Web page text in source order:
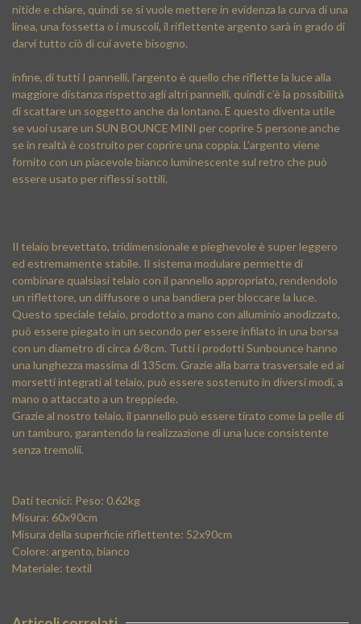
nitide e chiare, quindi se si vuole mettere in evidenza la curva di una
linea, una fossetta o i muscoli, il riflettente argento sarà in grado di
darvi tutto ciò di cui avete bisogno.
infine, di tutti I pannelli, l’argento è quello che riflette la luce alla
maggiore distanza rispetto agli altri pannelli, quindi c’è la possibilità
di scattare un soggetto anche da lontano. E questo diventa utile
se vuoi usare un SUN BOUNCE MINI per coprire 5 persone anche
se in realtà è costruito per coprire una coppia. L’argento viene
fornito con un piacevole bianco luminescente sul retro che può
essere usato per riflessi sottili.
Il telaio brevettato, tridimensionale e pieghevole è super leggero
ed estremamente stabile. Il sistema modulare permette di
combinare qualsiasi telaio con il pannello appropriato, rendendolo
un riflettore, un diffusore o una bandiera per bloccare la luce.
Questo speciale telaio, prodotto a mano con alluminio anodizzato,
può essere piegato in un secondo per essere infilato in una borsa
con un diametro di circa 6/8cm. Tutti i prodotti Sunbounce hanno
una lunghezza massima di 135cm. Grazie alla barra trasversale ed ai
morsetti integrati al telaio, può essere sostenuto in diversi modi, a
mano o attaccato a un treppiede.
Grazie al nostro telaio, il pannello può essere tirato come la pelle di
un tamburo, garantendo la realizzazione di una luce consistente
senza tremolii.
Dati tecnici: Peso: 0.62kg
Misura: 60x90cm
Misura della superficie riflettente: 52x90cm
Colore: argento, bianco
Materiale: textil